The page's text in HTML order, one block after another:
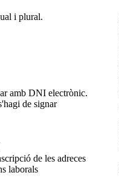
i plural.
amb DNI electrònic.
de signar
de les adreces
laborals